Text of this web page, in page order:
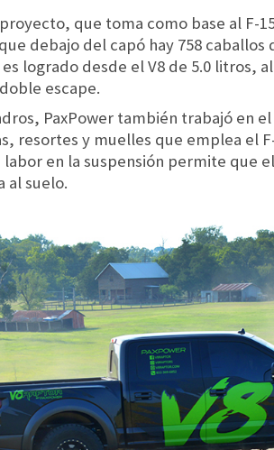
que toma como base al F-
debajo del capó hay 758
logrado desde el V8 de 5.0 litros,
escape.
PaxPower también trabajó en
resortes y muelles que emplea el
en la suspensión permite que
al suelo.